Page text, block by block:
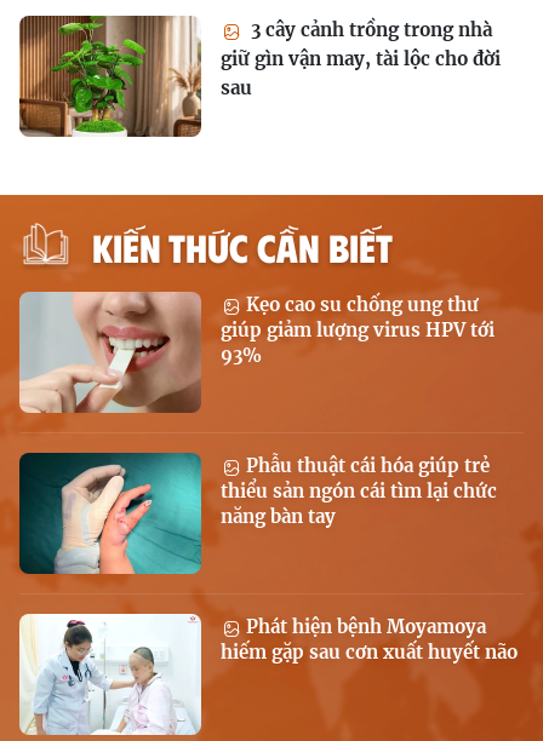
3 cây cảnh trồng trong nhà
giữ gìn vận may, tài lộc cho đời
sau
KIẾN THỨC CẦN BIẾT
Kẹo cao su chống ung thư
giúp giảm lượng virus HPV tới
93%
Phẫu thuật cái hóa giúp trẻ
thiểu sản ngón cái tìm lại chức
năng bàn tay
Phát hiện bệnh Moyamoya
hiếm gặp sau cơn xuất huyết não